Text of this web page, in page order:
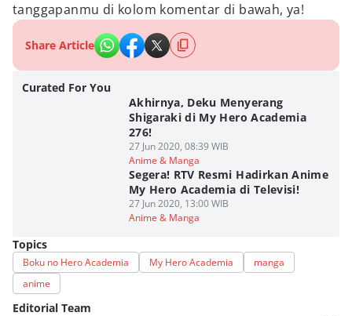
tanggapanmu di kolom komentar di bawah, ya!
Share Article
Curated For You
Akhirnya, Deku Menyerang
Shigaraki di My Hero Academia
276!
27 Jun 2020, 08:39 WIB
Anime & Manga
Segera! RTV Resmi Hadirkan Anime
My Hero Academia di Televisi!
27 Jun 2020, 13:00 WIB
Anime & Manga
Topics
Boku no Hero Academia My Hero Academia
manga
anime
Editorial Team